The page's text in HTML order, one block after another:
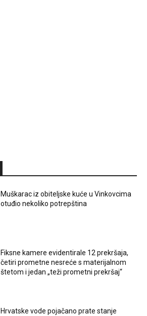
Muškarac iz obiteljske kuće u Vinkovcima
otuđio nekoliko potrepština
Fiksne kamere evidentirale 12 prekršaja,
četiri prometne nesreće s materijalnom
štetom i jedan „teži prometni prekršaj“
Hrvatske vode pojačano prate stanje